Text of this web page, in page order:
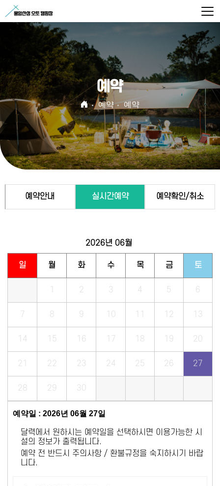
예약
예약 예약
예약안내 실시간예약 예약확인/취소
2026년 06월
일 월 화 수 목 금 토
1 2 3 4 5 6
7 8 9 10 11 12 13
14 15 16 17 18 19 20
21 22 23 24 25 26 27
28 29 30
예약일 : 2026년 06월 27일
달력에서 원하시는 예약일을 선택하시면 이용가능한 시
설의 정보가 출력됩니다.
예약 전 반드시 주의사항 / 환불규정을 숙지하시기 바랍
니다.